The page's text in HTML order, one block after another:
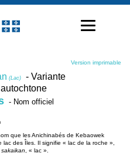
Version imprimable
(Lac)
- Variante
- Nom officiel
que les Anichinabés de Kebaowek
lac des Îles. Il signifie « lac de la roche »,
sakaikan , « lac ».